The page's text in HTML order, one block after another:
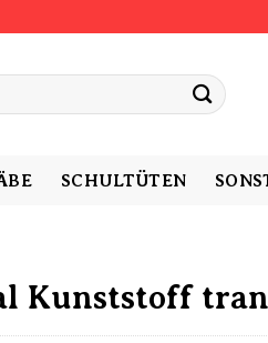
SCHULTÜTEN
Kunststoff